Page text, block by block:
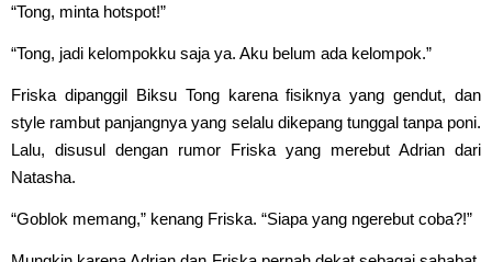
“Tong, minta hotspot!”
“Tong, jadi kelompokku saja ya. Aku belum ada kelompok.”
Friska dipanggil Biksu Tong karena fisiknya yang gendut, dan
style rambut panjangnya yang selalu dikepang tunggal tanpa poni.
Lalu, disusul dengan rumor Friska yang merebut Adrian dari
Natasha.
“Goblok memang,” kenang Friska. “Siapa yang ngerebut coba?!”